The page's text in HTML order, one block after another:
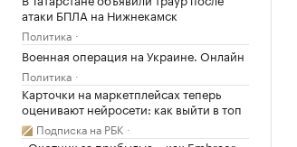
атаки БПЛА на Нижнекамск
Политика
Военная операция на Украине. Онлайн
Политика
Карточки на маркетплейсах теперь
оценивают нейросети: как выйти в топ
Подписка на РБК